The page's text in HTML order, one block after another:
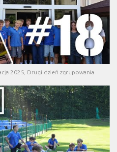
2025, Drugi dzień zgrupowania